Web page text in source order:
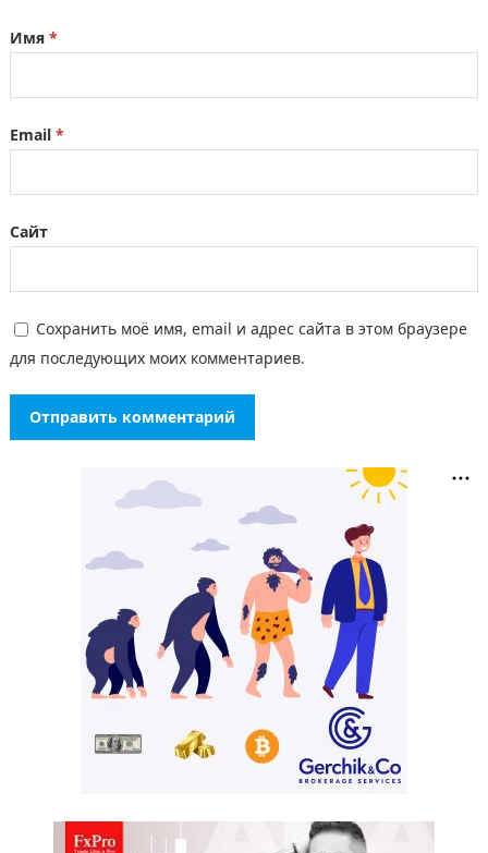
Имя *
Email *
Сайт
Сохранить моё имя, email и адрес сайта в этом браузере
для последующих моих комментариев.